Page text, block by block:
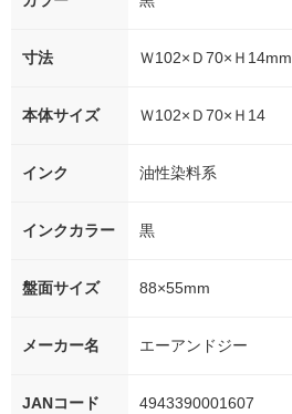
寸法 Ｗ102×Ｄ70×Ｈ14mm
本体サイズ Ｗ102×Ｄ70×Ｈ14
インク 油性染料系
インクカラー 黒
盤面サイズ 88×55mm
メーカー名 エーアンドジー
JANコード 4943390001607